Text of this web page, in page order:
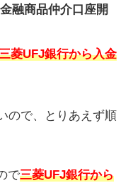
融商品仲介口座開
菱UFJ銀行から入金
ので、とりあえず順
で三菱UFJ銀行から